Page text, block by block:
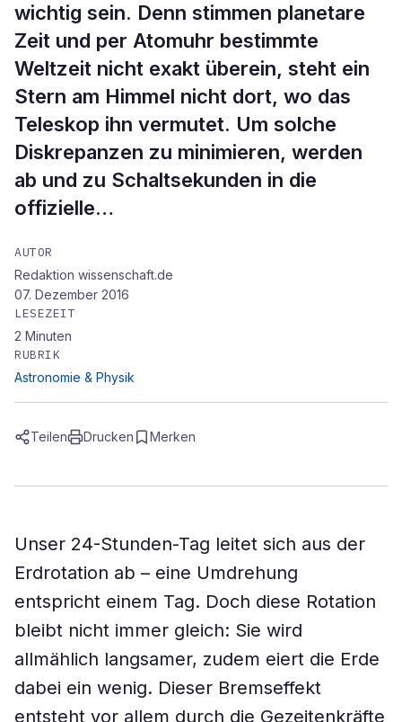
wichtig sein. Denn stimmen planetare
Zeit und per Atomuhr bestimmte
Weltzeit nicht exakt überein, steht ein
Stern am Himmel nicht dort, wo das
Teleskop ihn vermutet. Um solche
Diskrepanzen zu minimieren, werden
ab und zu Schaltsekunden in die
offizielle…
AUTOR
Redaktion wissenschaft.de
07. Dezember 2016
LESEZEIT
2 Minuten
RUBRIK
Astronomie & Physik
Teilen Drucken Merken
Unser 24-Stunden-Tag leitet sich aus der
Erdrotation ab – eine Umdrehung
entspricht einem Tag. Doch diese Rotation
bleibt nicht immer gleich: Sie wird
allmählich langsamer, zudem eiert die Erde
dabei ein wenig. Dieser Bremseffekt
entsteht vor allem durch die Gezeitenkräfte